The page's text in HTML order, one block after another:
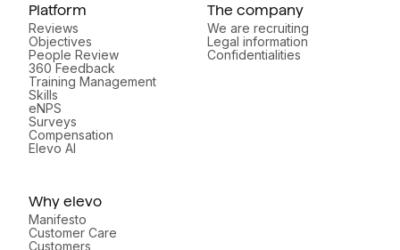
Why elevo
Manifesto
Customer Care
Customers
Platform
Reviews
Objectives
People Review
360 Feedback
Training Management
Skills
eNPS
Surveys
Compensation
Elevo AI
The company
We are recruiting
Legal information
Confidentialities